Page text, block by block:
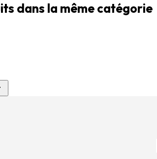
dans la même catégorie